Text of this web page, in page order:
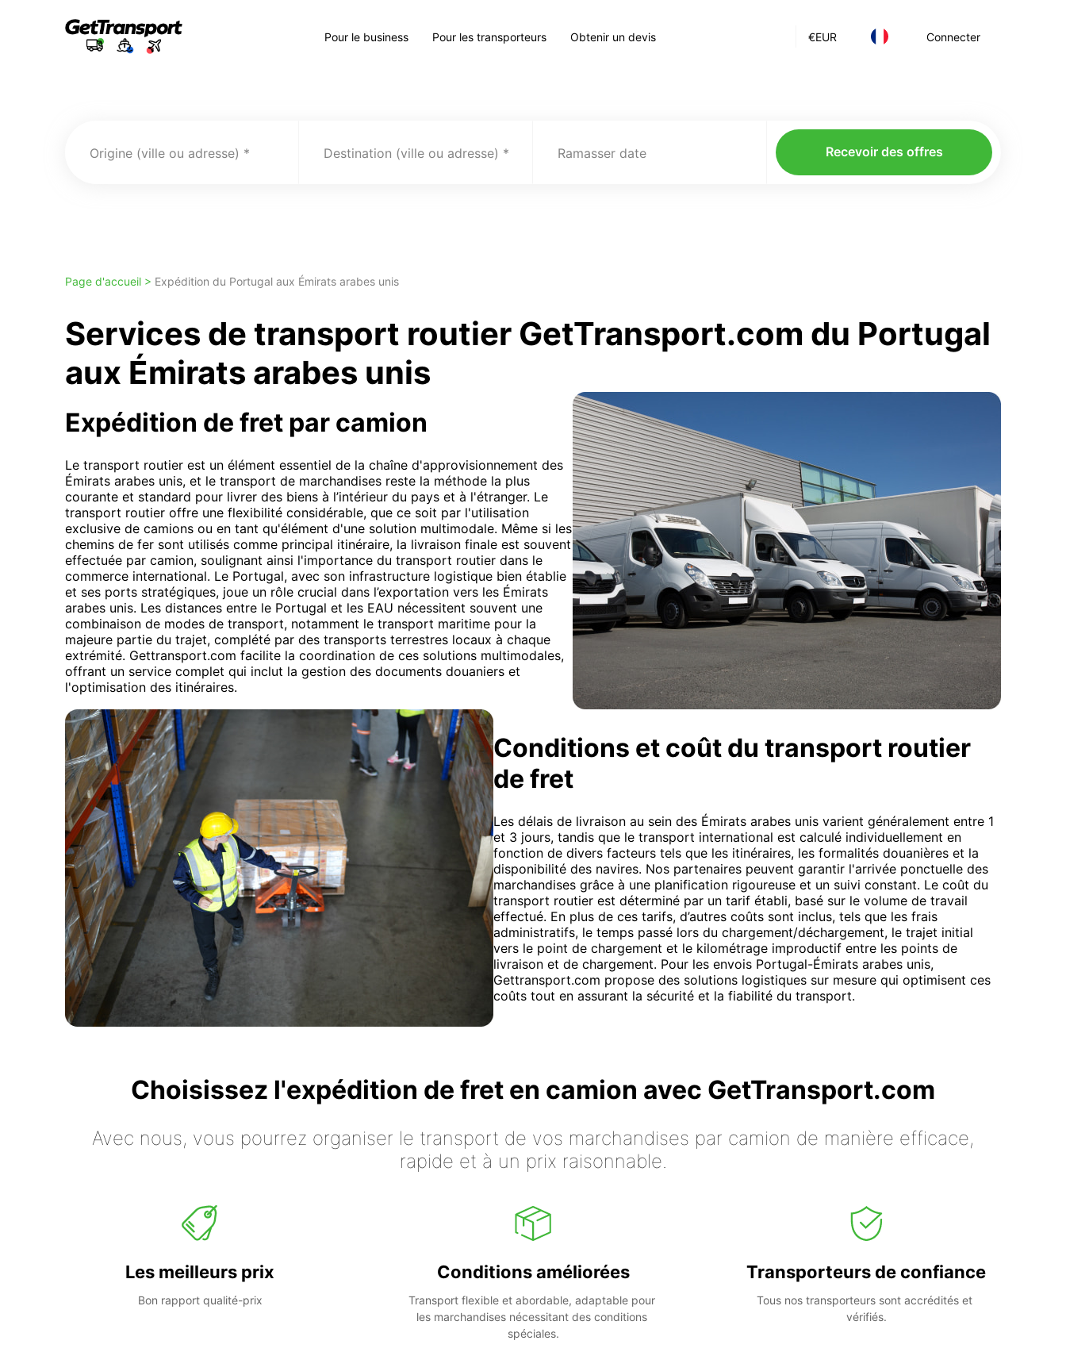
€EUR Connecter
Pour le business Pour les transporteurs Obtenir un devis
Origine (ville ou adresse) Destination (ville ou adresse) Ramasser date Recevoir des offres
Page d'accueil > Expédition du Portugal aux Émirats arabes unis
Services de transport routier GetTransport.com du Portugal
aux Émirats arabes unis
Expédition de fret par camion
Le transport routier est un élément essentiel de la chaîne d'approvisionnement des
Émirats arabes unis, et le transport de marchandises reste la méthode la plus
courante et standard pour livrer des biens à l’intérieur du pays et à l'étranger. Le
transport routier offre une flexibilité considérable, que ce soit par l'utilisation
exclusive de camions ou en tant qu'élément d'une solution multimodale. Même si les
chemins de fer sont utilisés comme principal itinéraire, la livraison finale est souvent
effectuée par camion, soulignant ainsi l'importance du transport routier dans le
commerce international. Le Portugal, avec son infrastructure logistique bien établie
et ses ports stratégiques, joue un rôle crucial dans l’exportation vers les Émirats
arabes unis. Les distances entre le Portugal et les EAU nécessitent souvent une
combinaison de modes de transport, notamment le transport maritime pour la
majeure partie du trajet, complété par des transports terrestres locaux à chaque
extrémité. Gettransport.com facilite la coordination de ces solutions multimodales,
offrant un service complet qui inclut la gestion des documents douaniers et
l'optimisation des itinéraires.
Conditions et coût du transport routier
de fret
Les délais de livraison au sein des Émirats arabes unis varient généralement entre 1
et 3 jours, tandis que le transport international est calculé individuellement en
fonction de divers facteurs tels que les itinéraires, les formalités douanières et la
disponibilité des navires. Nos partenaires peuvent garantir l'arrivée ponctuelle des
marchandises grâce à une planification rigoureuse et un suivi constant. Le coût du
transport routier est déterminé par un tarif établi, basé sur le volume de travail
effectué. En plus de ces tarifs, d’autres coûts sont inclus, tels que les frais
administratifs, le temps passé lors du chargement/déchargement, le trajet initial
vers le point de chargement et le kilométrage improductif entre les points de
livraison et de chargement. Pour les envois Portugal-Émirats arabes unis,
Gettransport.com propose des solutions logistiques sur mesure qui optimisent ces
coûts tout en assurant la sécurité et la fiabilité du transport.
Choisissez l'expédition de fret en camion avec GetTransport.com
Avec nous, vous pourrez organiser le transport de vos marchandises par camion de manière efficace,
rapide et à un prix raisonnable.
Les meilleurs prix
Bon rapport qualité-prix
Conditions améliorées
Transport flexible et abordable, adaptable pour
les marchandises nécessitant des conditions
spéciales.
Transporteurs de confiance
Tous nos transporteurs sont accrédités et
vérifiés.